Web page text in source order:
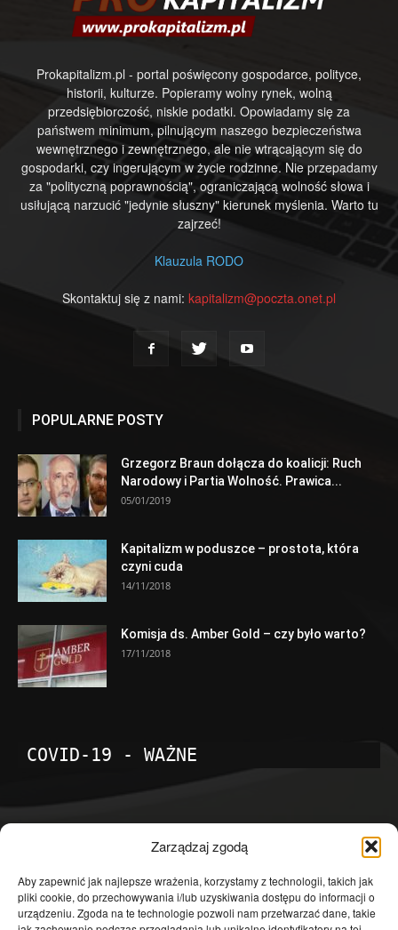
Zarządzaj zgodą
Aby zapewnić jak najlepsze wrażenia, korzystamy z technologii, takich jak
pliki cookie, do przechowywania i/lub uzyskiwania dostępu do informacji o
urządzeniu. Zgoda na te technologie pozwoli nam przetwarzać dane, takie
Prokapitalizm.pl - portal poświęcony gospodarce, polityce,
historii, kulturze. Popieramy wolny rynek, wolną
przedsiębiorczość, niskie podatki. Opowiadamy się za
państwem minimum, pilnującym naszego bezpieczeństwa
wewnętrznego i zewnętrznego, ale nie wtrącającym się do
gospodarki, czy ingerującym w życie rodzinne. Nie przepadamy
za "polityczną poprawnością", ograniczającą wolność słowa i
usiłującą narzucić "jedynie słuszny" kierunek myślenia. Warto tu
zajrzeć!
Klauzula RODO
Skontaktuj się z nami: kapitalizm@poczta.onet.pl
POPULARNE POSTY
Grzegorz Braun dołącza do koalicji: Ruch
Narodowy i Partia Wolność. Prawica...
05/01/2019
Kapitalizm w poduszce – prostota, która
czyni cuda
14/11/2018
Komisja ds. Amber Gold – czy było warto?
17/11/2018
COVID-19 - WAŻNE
Temat dnia
4601
Publicystyka
4363